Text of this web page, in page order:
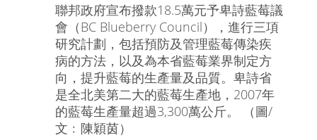
聯邦政府宣布撥款18.5萬元予卑詩藍莓議
會（BC Blueberry Council），進行三項
研究計劃，包括預防及管理藍莓傳染疾
病的方法，以及為本省藍莓業界制定方
向，提升藍莓的生產量及品質。卑詩省
是全北美第二大的藍莓生產地，2007年
的藍莓生產量超過3,300萬公斤。 （圖/
文﹕陳穎茵）